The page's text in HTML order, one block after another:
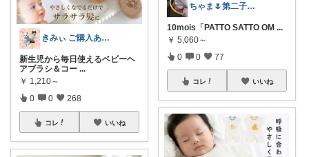
きみぃ ご購入ありがとうございます♪
新生児から毎日使えるベビーヘ
アブラシ＆コー ...
￥ 1,210～
0 0 268
コレ いいね
ちゃま🌷第二子妊娠中
10mois「PATTO SATTO OM ...
￥ 5,060～
0 0 77
コレ いいね